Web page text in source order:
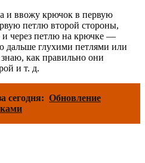
и ввожу крючок в первую
петлю второй стороны,
и через петлю на крючке —
дальше глухими петлями или
как правильно они
и т. д.
сегодня: Обновление